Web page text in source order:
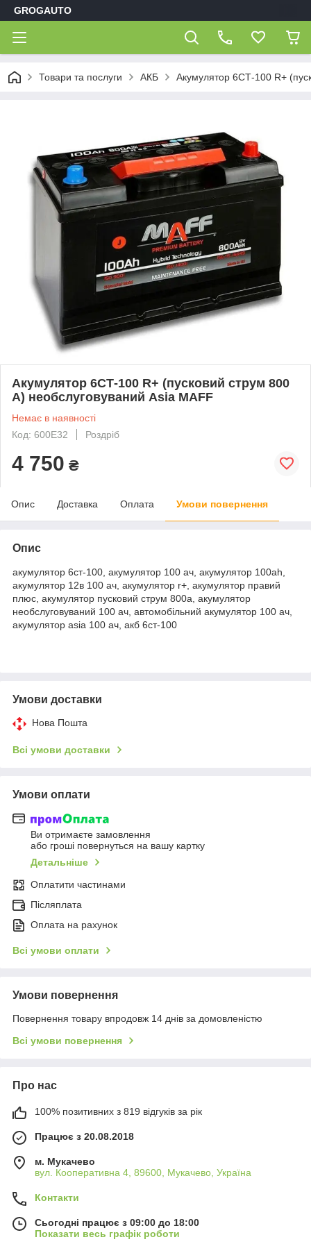
GROGAUTO
Товари та послуги АКБ Акумулятор 6СТ-100 R+
Акумулятор 6СТ-100 R+ (пусковий струм 800
А) необслуговуваний Asia MAFF
Немає в наявності
Код: 600E32
Роздріб
4 750 ₴
Опис Доставка Оплата Умови повернення
Опис
акумулятор 6ст-100, акумулятор 100 ач, акумулятор 100ah,
акумулятор 12в 100 ач, акумулятор r+, акумулятор правий
плюс, акумулятор пусковий струм 800а, акумулятор
необслуговуваний 100 ач, автомобільний акумулятор 100 ач,
акумулятор asia 100 ач, акб 6ст-100
Умови доставки
Нова Пошта
Всі умови доставки
Умови оплати
Ви отримаєте замовлення
або гроші повернуться на вашу картку
Детальніше
Оплатити частинами
Післяплата
Оплата на рахунок
Всі умови оплати
Умови повернення
Повернення товару впродовж 14 днів за домовленістю
Всі умови повернення
Про нас
100% позитивних з 819 відгуків за рік
Працює з 20.08.2018
м. Мукачево
вул. Кооперативна 4, 89600, Мукачево, Україна
Контакти
Сьогодні працює з 09:00 до 18:00
Показати весь графік роботи